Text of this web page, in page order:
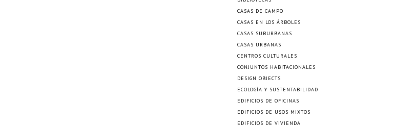
CASAS DE CAMPO
CASAS EN LOS ÁRBOLES
CASAS SUBURBANAS
CASAS URBANAS
CENTROS CULTURALES
CONJUNTOS HABITACIONALES
DESIGN OBJECTS
ECOLOGÍA Y SUSTENTABILIDAD
EDIFICIOS DE OFICINAS
EDIFICIOS DE USOS MIXTOS
EDIFICIOS DE VIVIENDA